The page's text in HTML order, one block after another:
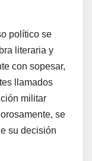
político se
literaria y
con sopesar,
llamados
militar
se
su decisión